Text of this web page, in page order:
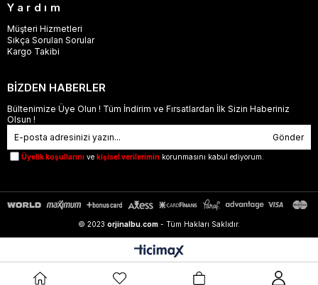
Yardım
Müşteri Hizmetleri
Sıkça Sorulan Sorular
Kargo Takibi
BİZDEN HABERLER
Bültenimize Üye Olun ! Tüm İndirim ve Fırsatlardan İlk Sizin Haberiniz
Olsun !
Gönder
Üyelik koşullarını ve kişisel verilerimin korunmasını kabul ediyorum.
© 2023 orjinalbu.com - Tüm Hakları Saklıdır.